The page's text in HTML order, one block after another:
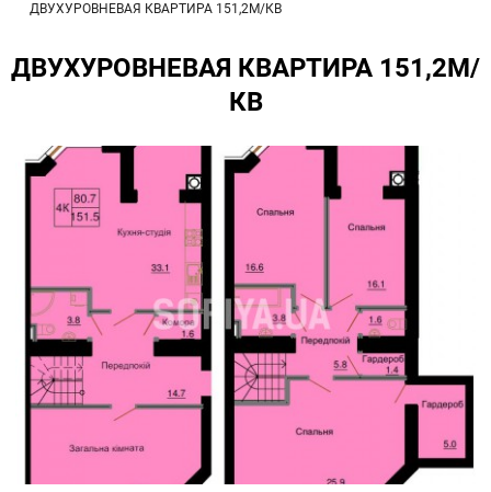
ДВУХУРОВНЕВАЯ КВАРТИРА 151,2М/КВ
ДВУХУРОВНЕВАЯ КВАРТИРА 151,2М/
КВ